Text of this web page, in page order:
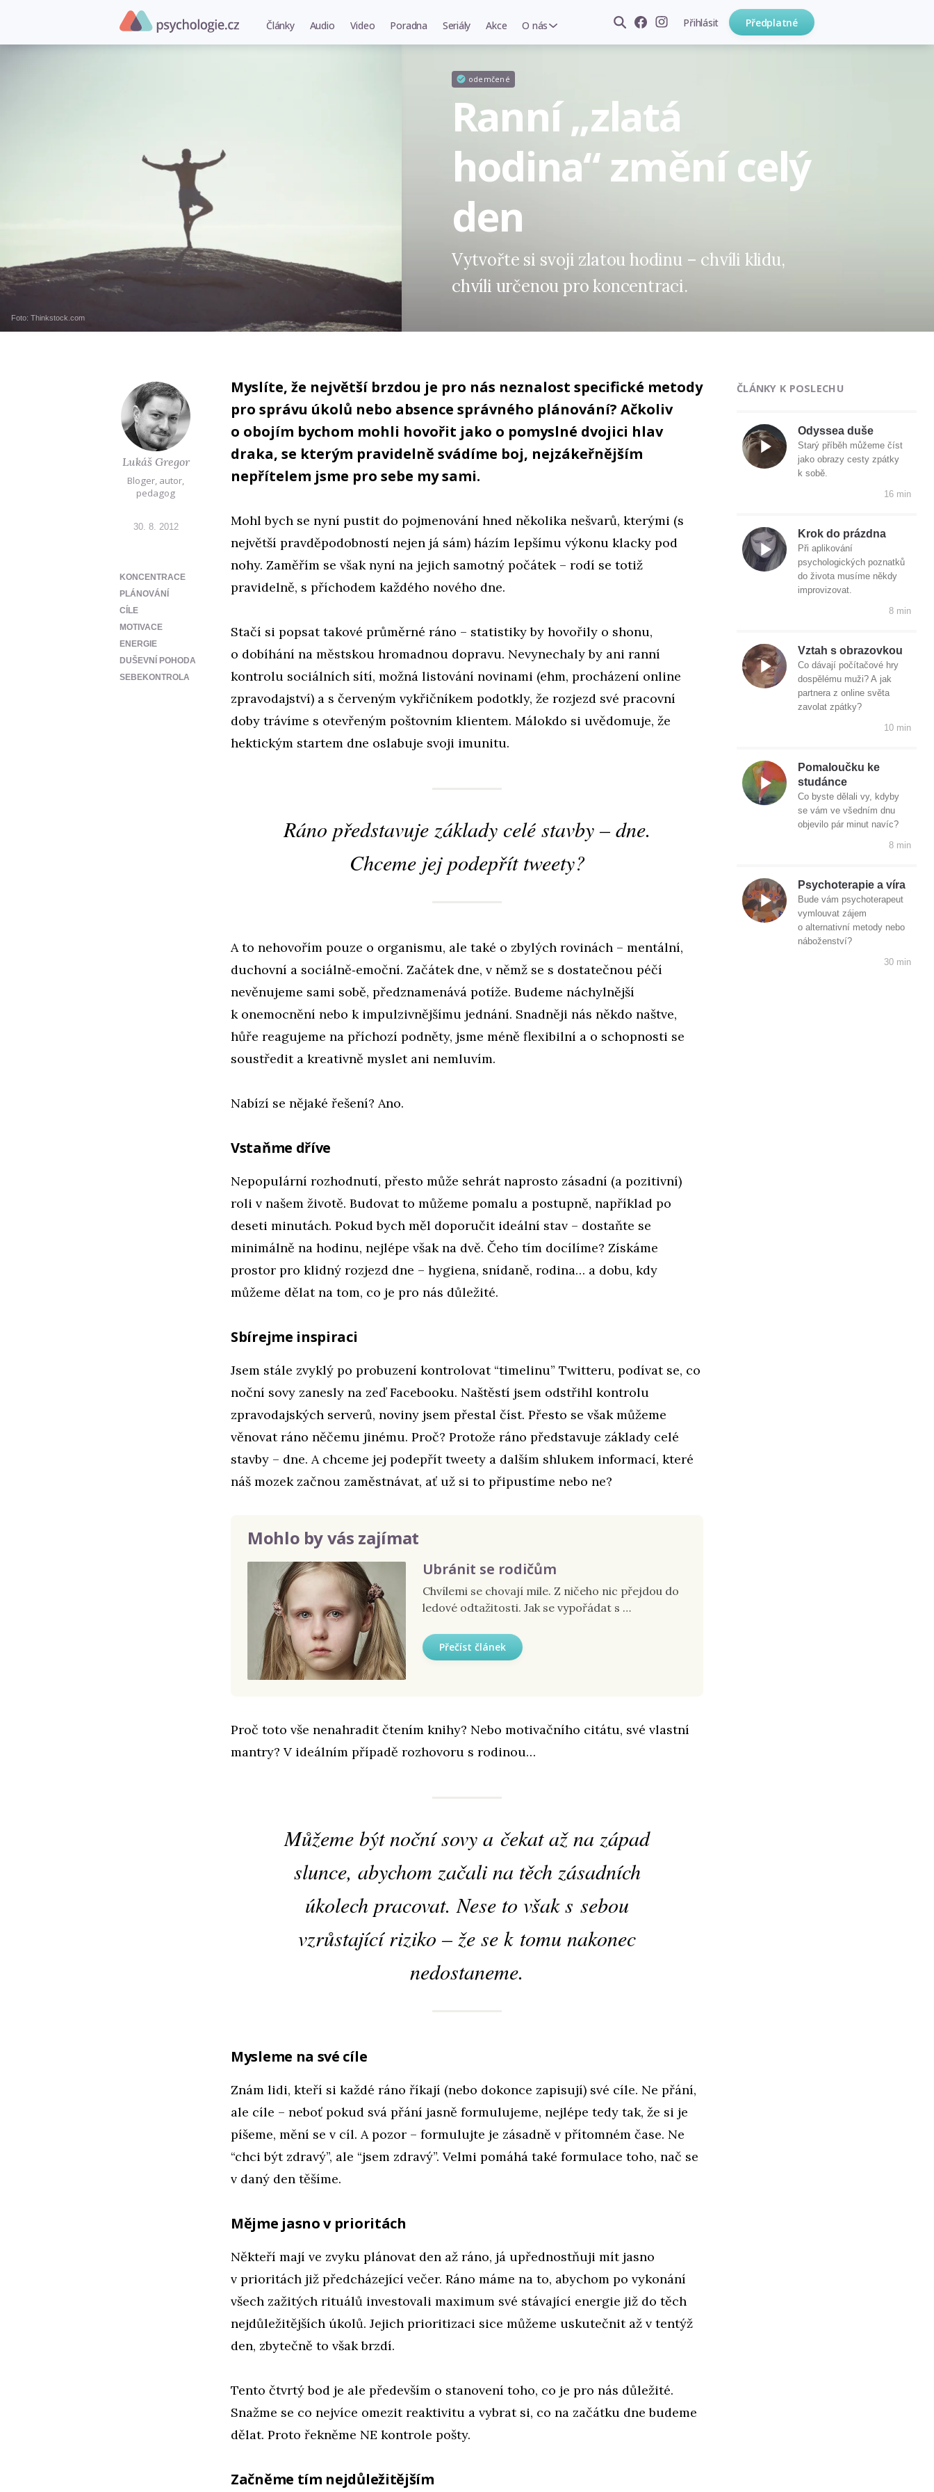
Články Audio Video Poradna Seriály Akce O nás Přihlásit Předplatné
Foto: Thinkstock.com
odemčené
Ranní „zlatá
hodina“ změní celý
den
Vytvořte si svoji zlatou hodinu – chvíli klidu,
chvíli určenou pro koncentraci.
Lukáš Gregor
Bloger, autor,
pedagog
30. 8. 2012
KONCENTRACE
PLÁNOVÁNÍ
CÍLE
MOTIVACE
ENERGIE
DUŠEVNÍ POHODA
SEBEKONTROLA
Myslíte, že největší brzdou je pro nás neznalost specifické metody
pro správu úkolů nebo absence správného plánování? Ačkoliv
o obojím bychom mohli hovořit jako o pomyslné dvojici hlav
draka, se kterým pravidelně svádíme boj, nejzákeřnějším
nepřítelem jsme pro sebe my sami.
Mohl bych se nyní pustit do pojmenování hned několika nešvarů, kterými (s
největší pravděpodobností nejen já sám) házím lepšímu výkonu klacky pod
nohy. Zaměřím se však nyní na jejich samotný počátek – rodí se totiž
pravidelně, s příchodem každého nového dne.
Stačí si popsat takové průměrné ráno – statistiky by hovořily o shonu,
o dobíhání na městskou hromadnou dopravu. Nevynechaly by ani ranní
kontrolu sociálních sítí, možná listování novinami (ehm, procházení online
zpravodajství) a s červeným vykřičníkem podotkly, že rozjezd své pracovní
doby trávíme s otevřeným poštovním klientem. Málokdo si uvědomuje, že
hektickým startem dne oslabuje svoji imunitu.
Ráno představuje základy celé stavby – dne.
Chceme jej podepřít tweety?
A to nehovořím pouze o organismu, ale také o zbylých rovinách – mentální,
duchovní a sociálně‑emoční. Začátek dne, v němž se s dostatečnou péčí
nevěnujeme sami sobě, předznamenává potíže. Budeme náchylnější
k onemocnění nebo k impulzivnějšímu jednání. Snadněji nás někdo naštve,
hůře reagujeme na příchozí podněty, jsme méně flexibilní a o schopnosti se
soustředit a kreativně myslet ani nemluvím.
Nabízí se nějaké řešení? Ano.
Vstaňme dříve
Nepopulární rozhodnutí, přesto může sehrát naprosto zásadní (a pozitivní)
roli v našem životě. Budovat to můžeme pomalu a postupně, například po
deseti minutách. Pokud bych měl doporučit ideální stav – dostaňte se
minimálně na hodinu, nejlépe však na dvě. Čeho tím docílíme? Získáme
prostor pro klidný rozjezd dne – hygiena, snídaně, rodina… a dobu, kdy
můžeme dělat na tom, co je pro nás důležité.
Sbírejme inspiraci
Jsem stále zvyklý po probuzení kontrolovat “timelinu” Twitteru, podívat se, co
noční sovy zanesly na zeď Facebooku. Naštěstí jsem odstřihl kontrolu
zpravodajských serverů, noviny jsem přestal číst. Přesto se však můžeme
věnovat ráno něčemu jinému. Proč? Protože ráno představuje základy celé
stavby – dne. A chceme jej podepřít tweety a dalším shlukem informací, které
náš mozek začnou zaměstnávat, ať už si to připustíme nebo ne?
Mohlo by vás zajímat
Ubránit se rodičům
Chvílemi se chovají mile. Z ničeho nic přejdou do
ledové odtažitosti. Jak se vypořádat s …
Přečíst článek
Proč toto vše nenahradit čtením knihy? Nebo motivačního citátu, své vlastní
mantry? V ideálním případě rozhovoru s rodinou…
Můžeme být noční sovy a čekat až na západ
slunce, abychom začali na těch zásadních
úkolech pracovat. Nese to však s sebou
vzrůstající riziko – že se k tomu nakonec
nedostaneme.
Mysleme na své cíle
Znám lidi, kteří si každé ráno říkají (nebo dokonce zapisují) své cíle. Ne přání,
ale cíle – neboť pokud svá přání jasně formulujeme, nejlépe tedy tak, že si je
píšeme, mění se v cíl. A pozor – formulujte je zásadně v přítomném čase. Ne
“chci být zdravý”, ale “jsem zdravý”. Velmi pomáhá také formulace toho, nač se
v daný den těšíme.
Mějme jasno v prioritách
Někteří mají ve zvyku plánovat den až ráno, já upřednostňuji mít jasno
v prioritách již předcházející večer. Ráno máme na to, abychom po vykonání
všech zažitých rituálů investovali maximum své stávající energie již do těch
nejdůležitějších úkolů. Jejich prioritizaci sice můžeme uskutečnit až v tentýž
den, zbytečně to však brzdí.
Tento čtvrtý bod je ale především o stanovení toho, co je pro nás důležité.
Snažme se co nejvíce omezit reaktivitu a vybrat si, co na začátku dne budeme
dělat. Proto řekněme NE kontrole pošty.
Začněme tím nejdůležitějším
ČLÁNKY K POSLECHU
Odyssea duše
Starý příběh můžeme číst
jako obrazy cesty zpátky
k sobě.
16 min
Krok do prázdna
Při aplikování
psychologických poznatků
do života musíme někdy
improvizovat.
8 min
Vztah s obrazovkou
Co dávají počítačové hry
dospělému muži? A jak
partnera z online světa
zavolat zpátky?
10 min
Pomaloučku ke
studánce
Co byste dělali vy, kdyby
se vám ve všedním dnu
objevilo pár minut navíc?
8 min
Psychoterapie a víra
Bude vám psychoterapeut
vymlouvat zájem
o alternativní metody nebo
náboženství?
30 min